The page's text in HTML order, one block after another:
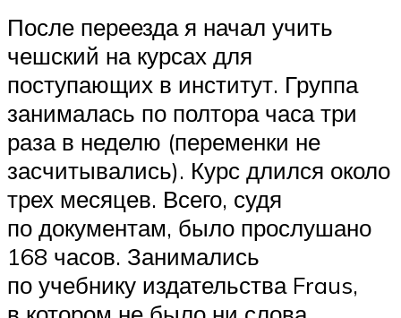
После переезда я начал учить
чешский на курсах для
поступающих в институт. Группа
занималась по полтора часа три
раза в неделю (переменки не
засчитывались). Курс длился около
трех месяцев. Всего, судя
по документам, было прослушано
168 часов. Занимались
по учебнику издательства Fraus,